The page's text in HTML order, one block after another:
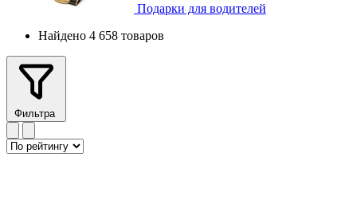
Подарки для водителей
Найдено 4 658 товаров
Фильтра